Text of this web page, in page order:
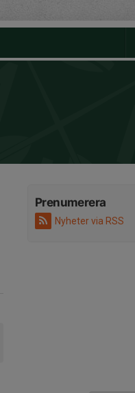
Prenumerera
Nyheter via RSS